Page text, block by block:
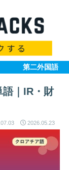
第二外国語
語｜IR・財
2026.05.23